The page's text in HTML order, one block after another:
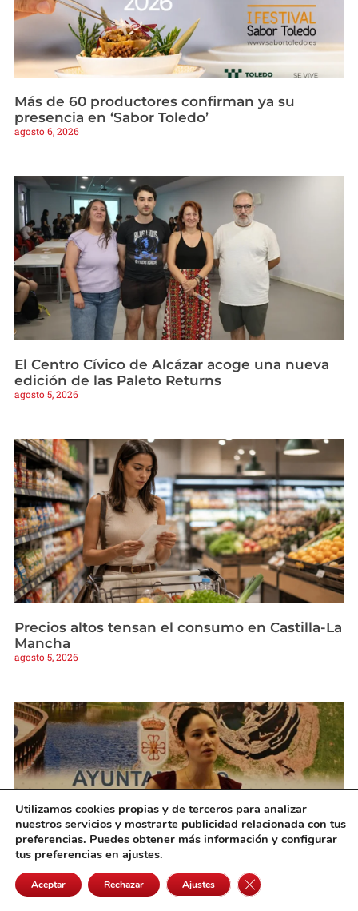
Más de 60 productores confirman ya su
presencia en ‘Sabor Toledo’
agosto 6, 2026
El Centro Cívico de Alcázar acoge una nueva
edición de las Paleto Returns
agosto 5, 2026
Precios altos tensan el consumo en Castilla-La
Mancha
agosto 5, 2026
El equipo de Gobierno de Daimiel reformulará
Utilizamos cookies propias y de terceros para analizar
nuestros servicios y mostrarte publicidad relacionada con tus
preferencias. Puedes obtener más información y configurar
tus preferencias en ajustes.
Aceptar Rechazar Ajustes Cerrar el banner de